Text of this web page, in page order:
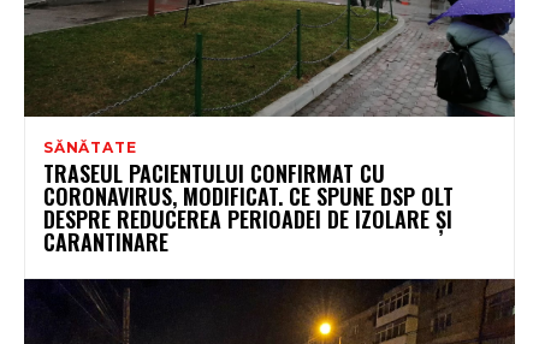
SĂNĂTATE
TRASEUL PACIENTULUI CONFIRMAT CU
CORONAVIRUS, MODIFICAT. CE SPUNE DSP OLT
DESPRE REDUCEREA PERIOADEI DE IZOLARE ȘI
CARANTINARE